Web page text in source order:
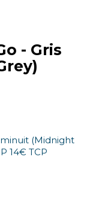
- Gris
minuit (Midnight
14€ TCP